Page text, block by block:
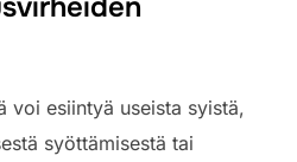
voi esiintyä useista syistä,
syöttämisestä tai